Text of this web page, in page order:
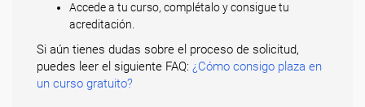
Accede a tu curso, complétalo y consigue tu
acreditación.
Si aún tienes dudas sobre el proceso de solicitud,
puedes leer el siguiente FAQ: ¿Cómo consigo plaza en
un curso gratuito?